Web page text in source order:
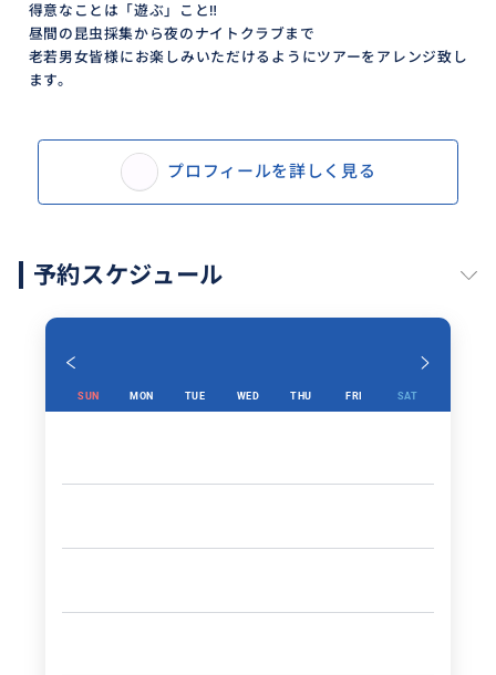
得意なことは「遊ぶ」こと‼️
昼間の昆虫採集から夜のナイトクラブまで
老若男女皆様にお楽しみいただけるようにツアーをアレンジ致し
ます。
プロフィールを詳しく見る
予約スケジュール
SUN MON TUE WED THU FRI SAT